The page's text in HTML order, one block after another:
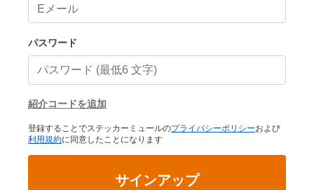
パスワード
紹介コードを追加
登録することでステッカーミュールのプライバシーポリシーおよび
利用規約に同意したことになります
サインアップ